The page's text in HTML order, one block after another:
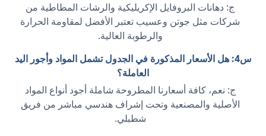
ج: دهانات البروفايل الإكريليكية والرشات المطاطية من
شركات مثل جوتن وعسيب تعتبر الأفضل لمقاومة الحرارة
والرطوبة العالية.
س4: هل الأسعار المذكورة في الجدول تشمل المواد وأجور اليد
العاملة؟
ج: نعم، كافة أسعارنا المطروحة شاملة أجود أنواع المواد
الأصلية والمصنعية وتحت إشراف هندسي مباشر من فريق
شطبلي.